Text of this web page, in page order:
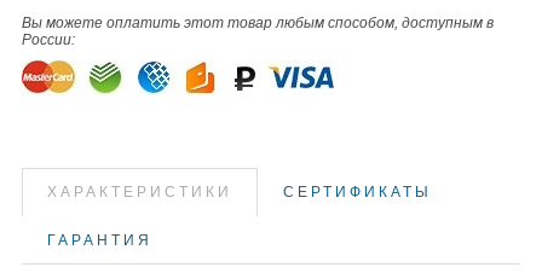
Вы можете оплатить этот товар любым способом, доступным в
России:
ХАРАКТЕРИСТИКИ СЕРТИФИКАТЫ
ГАРАНТИЯ